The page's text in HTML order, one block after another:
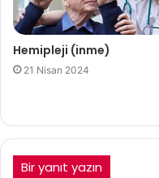
Hemipleji (inme)
21 Nisan 2024
Bir yanıt yazın